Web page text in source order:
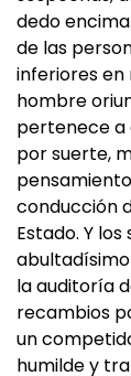
dedo
de las
inferiores en
hombre
pertenece a
por suerte,
conducción
Estado. Y
la auditoría
recambios
un
humilde y